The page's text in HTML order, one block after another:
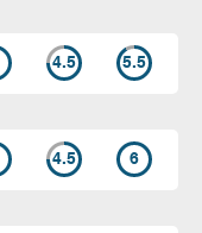
4.5 5.5
4.5 6